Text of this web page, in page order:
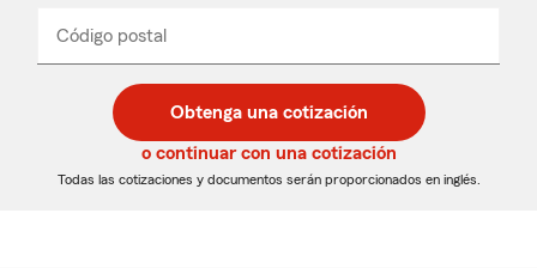
desplegable
Código postal
de
5
dígitos
de
5
dígitos
_____
Obtenga una cotización
o continuar con una cotización
Todas las cotizaciones y documentos serán proporcionados en inglés.